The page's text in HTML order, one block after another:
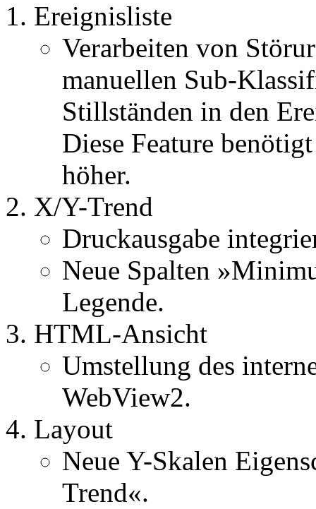
Ereignisliste
Verarbeiten von
manuellen Sub-
Stillständen in den
Diese Feature
höher.
X/Y-Trend
Druckausgabe
Neue Spalten
Legende.
HTML-Ansicht
Umstellung des
WebView2.
Layout
Neue Y-Skalen
Trend«.